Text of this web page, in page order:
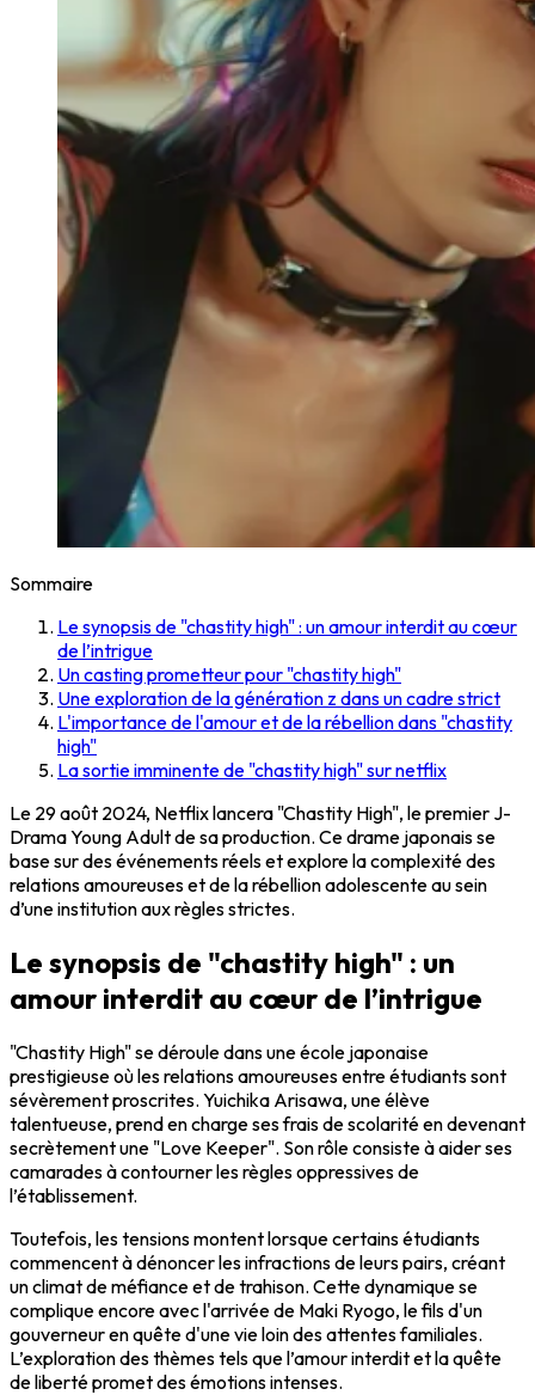
Sommaire
Le synopsis de "chastity high" : un amour interdit au cœur
de l’intrigue
Un casting prometteur pour "chastity high"
Une exploration de la génération z dans un cadre strict
L'importance de l'amour et de la rébellion dans "chastity
high"
La sortie imminente de "chastity high" sur netflix
Le 29 août 2024, Netflix lancera "Chastity High", le premier J-
Drama Young Adult de sa production. Ce drame japonais se
base sur des événements réels et explore la complexité des
relations amoureuses et de la rébellion adolescente au sein
d’une institution aux règles strictes.
Le synopsis de "chastity high" : un
amour interdit au cœur de l’intrigue
"Chastity High" se déroule dans une école japonaise
prestigieuse où les relations amoureuses entre étudiants sont
sévèrement proscrites. Yuichika Arisawa, une élève
talentueuse, prend en charge ses frais de scolarité en devenant
secrètement une "Love Keeper". Son rôle consiste à aider ses
camarades à contourner les règles oppressives de
l’établissement.
Toutefois, les tensions montent lorsque certains étudiants
commencent à dénoncer les infractions de leurs pairs, créant
un climat de méfiance et de trahison. Cette dynamique se
complique encore avec l'arrivée de Maki Ryogo, le fils d'un
gouverneur en quête d'une vie loin des attentes familiales.
L’exploration des thèmes tels que l’amour interdit et la quête
de liberté promet des émotions intenses.